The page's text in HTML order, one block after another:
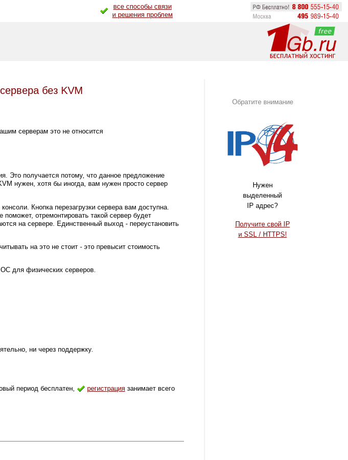
все способы связи
и решения проблем
без KVM
серверам это не относится
Это получается потому, что данное предложение
нужен, хотя бы иногда, вам нужен просто сервер
Кнопка перезагрузки сервера вам доступна.
поможет, отремонтировать такой сервер будет
на сервере. Единственный выход - переустановить
на это не стоит - это превысит стоимость
ОС для физических серверов.
ни через поддержку.
период бесплатен, регистрация занимает всего
Обратите внимание
Нужен
выделенный
IP адрес?
Получите свой IP
и SSL / HTTPS!